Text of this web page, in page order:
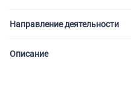
Направление деятельности
Описание